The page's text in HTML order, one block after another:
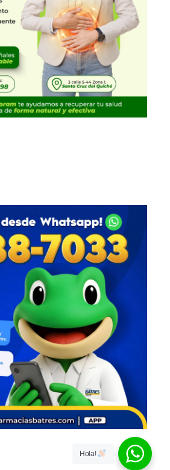
Hola!